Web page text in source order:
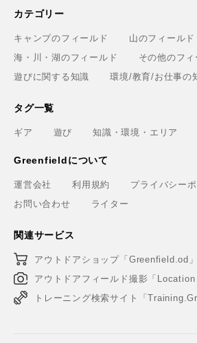
カテゴリー
キャンプのフィールド
山のフィールド
海・川・湖のフィールド
その他のフィ
遊びに関する知識
環境/教育/お仕事の
タグ一覧
ギア 遊び 知識・環境・エリア
Greenfieldについて
運営会社 利用規約
プライバシー
お問い合わせ
ライター
関連サービス
アウトドアショップ「Greenfield.od」
アウトドアフィールド撮影「Location
トレーニング検索サイト「